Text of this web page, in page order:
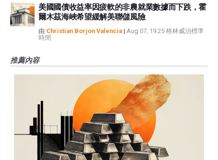
美國國債收益率因疲軟的非農就業數據而下跌，霍
爾木茲海峽希望緩解美聯儲風險
由 Christian Borjon Valencia | Aug 07, 19:25 格林威治標準
時間
推薦內容